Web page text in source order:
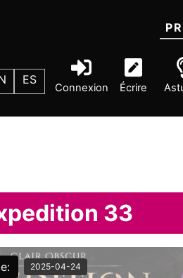
ES
Connexion Écrire
33
2025-04-24